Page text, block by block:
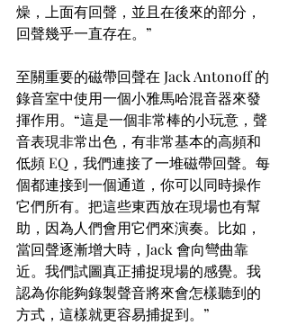
燥，上面有回聲，並且在後來的部分，
回聲幾乎一直存在。”
至關重要的磁帶回聲在 Jack Antonoff 的
錄音室中使用一個小雅馬哈混音器來發
揮作用。“這是一個非常棒的小玩意，聲
音表現非常出色，有非常基本的高頻和
低頻 EQ，我們連接了一堆磁帶回聲。每
個都連接到一個通道，你可以同時操作
它們所有。把這些東西放在現場也有幫
助，因為人們會用它們來演奏。比如，
當回聲逐漸增大時，Jack 會向彎曲靠
近。我們試圖真正捕捉現場的感覺。我
認為你能夠錄製聲音將來會怎樣聽到的
方式，這樣就更容易捕捉到。”